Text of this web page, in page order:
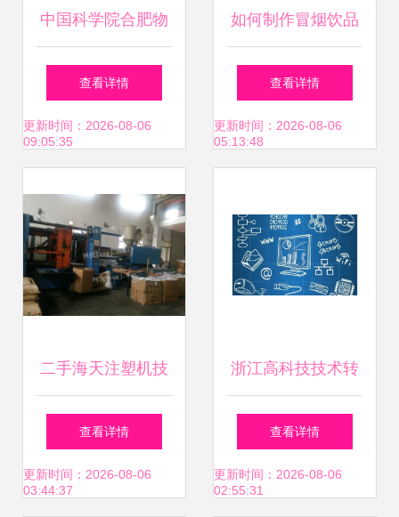
中国科学院合肥物
质科学研究院
查看详情
更新时间：2026-08-06
09:05:35
如何制作冒烟饮品
及技术转让指南
查看详情
更新时间：2026-08-06
05:13:48
二手海天注塑机技
术转让 注塑机加工
厂资金回笼的机遇
查看详情
更新时间：2026-08-06
03:44:37
浙江高科技技术转
让 按需定制，引领
产业升级新篇章
查看详情
更新时间：2026-08-06
02:55:31